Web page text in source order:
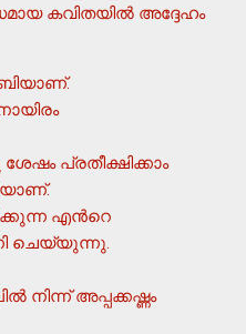
കവിതയില്‍ അദ്ദേഹം
പ്രതീക്ഷിക്കാം
എന്‍റെ
ചെയ്യുന്നു.
നിന്ന് അപ്പക്കഷ്ണം